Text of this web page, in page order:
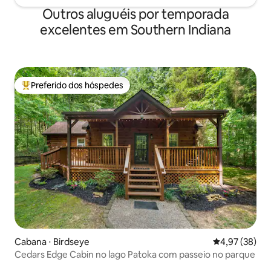
Outros aluguéis por temporada
excelentes em Southern Indiana
Entre os melhores preferidos dos hóspedes
Preferido dos hóspedes
Cabana ⋅ Birdseye 4,97 de uma
4,97 (38)
Cedars Edge Cabin no lago Patoka com passeio no parque